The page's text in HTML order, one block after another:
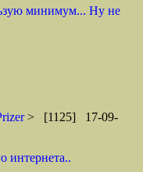
минимум... Ну не
> [1125] 17-09-
интернета..